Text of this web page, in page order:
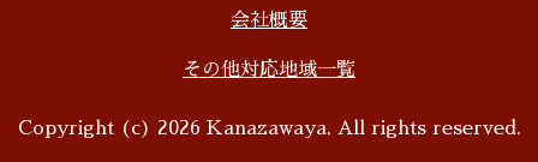
会社概要
その他対応地域一覧
Copyright (c) 2026 Kanazawaya, All rights reserved.